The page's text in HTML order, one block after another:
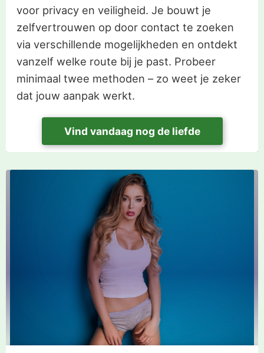
voor privacy en veiligheid. Je bouwt je
zelfvertrouwen op door contact te zoeken
via verschillende mogelijkheden en ontdekt
vanzelf welke route bij je past. Probeer
minimaal twee methoden – zo weet je zeker
dat jouw aanpak werkt.
Vind vandaag nog de liefde